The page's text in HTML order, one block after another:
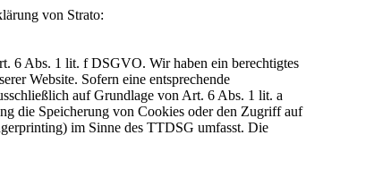
von Strato:
6 Abs. 1 lit. f DSGVO. Wir haben ein berechtigtes
Website. Sofern eine entsprechende
auf Grundlage von Art. 6 Abs. 1 lit. a
die Speicherung von Cookies oder den Zugriff auf
im Sinne des TTDSG umfasst. Die